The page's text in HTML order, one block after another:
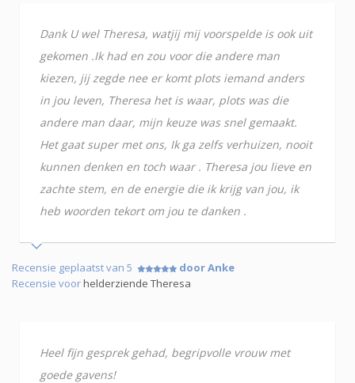
Dank U wel Theresa, watjij mij voorspelde is ook uit
gekomen .Ik had en zou voor die andere man
kiezen, jij zegde nee er komt plots iemand anders
in jou leven, Theresa het is waar, plots was die
andere man daar, mijn keuze was snel gemaakt.
Het gaat super met ons, Ik ga zelfs verhuizen, nooit
kunnen denken en toch waar . Theresa jou lieve en
zachte stem, en de energie die ik krijg van jou, ik
heb woorden tekort om jou te danken .
Recensie geplaatst van 5
door Anke
Recensie voorhelderziende Theresa
Heel fijn gesprek gehad, begripvolle vrouw met
goede gavens!